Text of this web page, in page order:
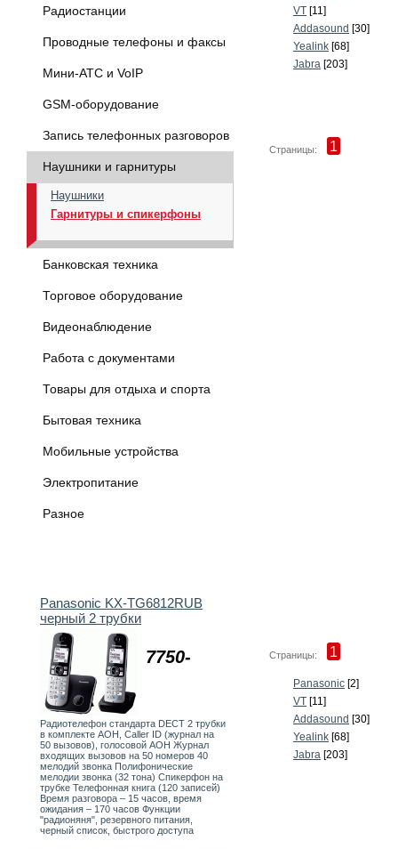
Радиостанции
Проводные телефоны и факсы
Мини-АТС и VoIP
GSM-оборудование
Запись телефонных разговоров
Наушники и гарнитуры
Наушники
Гарнитуры и спикерфоны
Банковская техника
Торговое оборудование
Видеонаблюдение
Работа с документами
Товары для отдыха и спорта
Бытовая техника
Мобильные устройства
Электропитание
Разное
7750-
Panasonic KX-TG6812RUB
черный 2 трубки
Радиотелефон стандарта DECT 2 трубки
в комплекте АОН, Caller ID (журнал на
50 вызовов), голосовой АОН Журнал
входящих вызовов на 50 номеров 40
мелодий звонка Полифонические
мелодии звонка (32 тона) Спикерфон на
трубке Телефонная книга (120 записей)
Время разговора – 15 часов, время
ожидания – 170 часов Функции
"радионяня", резервного питания,
черный список, быстрого доступа
VT [11]
Addasound [30]
Yealink [68]
Jabra [203]
Страницы: 1
Страницы: 1
Panasonic [2]
VT [11]
Addasound [30]
Yealink [68]
Jabra [203]